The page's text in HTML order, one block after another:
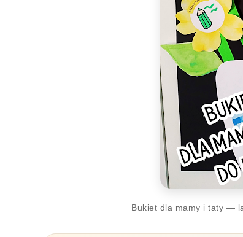
Bukiet dla mamy i taty —